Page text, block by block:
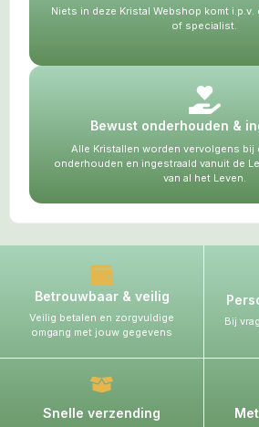
Niets in deze Kristal Webshop komt i.p.v.
of specialist.
Bewust onderhouden &
Alle Kristallen worden vervolgens bij
onderhouden en ingestraald vanuit de
van al het Leven.
Betrouwbaar & veilig
Veilig betalen en zorgvuldige
omgang met jouw gegevens
Bij
Snelle verzending